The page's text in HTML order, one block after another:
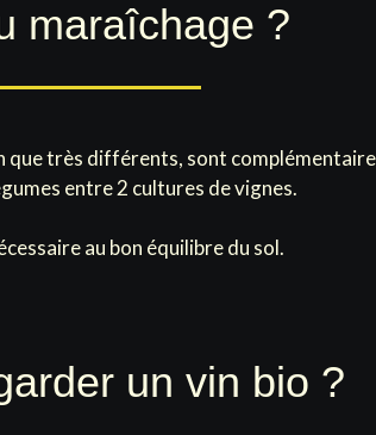
maraîchage ?
que très différents, sont
entre 2 cultures de vignes.
au bon équilibre du sol.
un vin bio ?